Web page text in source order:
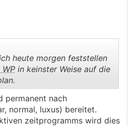
..
heute morgen feststellen
WP in keinster Weise auf die
permanent nach
normal, luxus) bereitet.
zeitprogramms wird dies